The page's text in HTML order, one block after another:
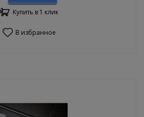
Купить в 1 клик
В избранное